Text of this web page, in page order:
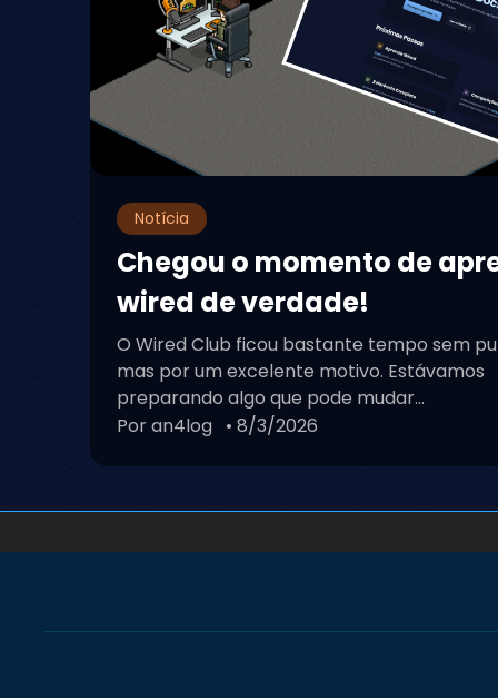
Notícia
Chegou o momento de
wired de verdade!
O Wired Club ficou bastante tempo sem
mas por um excelente motivo. Estávamos
preparando algo que pode mudar...
Por an4log • 8/3/2026